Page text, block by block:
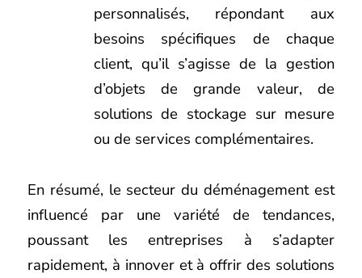
personnalisés, répondant aux
besoins spécifiques de chaque
client, qu’il s’agisse de la gestion
d’objets de grande valeur, de
solutions de stockage sur mesure
ou de services complémentaires.
En résumé, le secteur du déménagement est
influencé par une variété de tendances,
poussant les entreprises à s’adapter
rapidement, à innover et à offrir des solutions